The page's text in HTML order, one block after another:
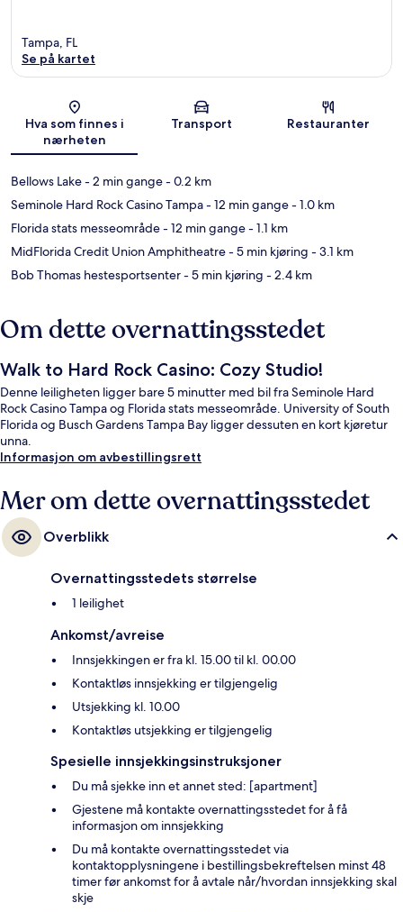
Kart
Tampa, FL
Se på kartet
Hva som finnes i
nærheten
Transport Restauranter
Bellows Lake- 2 min gange- 0.2 km
Seminole Hard Rock Casino Tampa- 12 min gange- 1.0 km
Florida stats messeområde- 12 min gange- 1.1 km
MidFlorida Credit Union Amphitheatre- 5 min kjøring - 3.1 km
Bob Thomas hestesportsenter- 5 min kjøring - 2.4 km
Om dette overnattingsstedet
Walk to Hard Rock Casino: Cozy Studio!
Denne leiligheten ligger bare 5 minutter med bil fra Seminole Hard
Rock Casino Tampa og Florida stats messeområde. University of South
Florida og Busch Gardens Tampa Bay ligger dessuten en kort kjøretur
unna.
Informasjon om avbestillingsrett
Mer om dette overnattingsstedet
Overblikk
Overnattingsstedets størrelse
1 leilighet
Ankomst/avreise
Innsjekkingen er fra kl. 15.00 til kl. 00.00
Kontaktløs innsjekking er tilgjengelig
Utsjekking kl. 10.00
Kontaktløs utsjekking er tilgjengelig
Spesielle innsjekkingsinstruksjoner
Du må sjekke inn et annet sted: [apartment]
Gjestene må kontakte overnattingsstedet for å få
informasjon om innsjekking
Du må kontakte overnattingsstedet via
kontaktopplysningene i bestillingsbekreftelsen minst 48
timer før ankomst for å avtale når/hvordan innsjekking skal
skje